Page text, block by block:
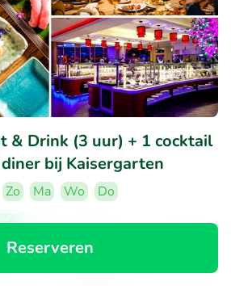
Reserveren
& Drink (3 uur) + 1 cocktail
bij Kaisergarten
Zo Ma Wo
Do
• 183 beoordelingen